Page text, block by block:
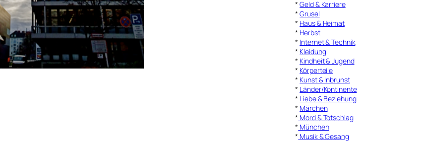
*Geld & Karriere
*Grusel
* Haus & Heimat
* Herbst
* Internet & Technik
* Kleidung
* Kindheit & Jugend
* Körperteile
* Kunst & Inbrunst
* Länder/Kontinente
* Liebe & Beziehung
* Märchen
* Mord & Totschlag
* München
* Musik & Gesang